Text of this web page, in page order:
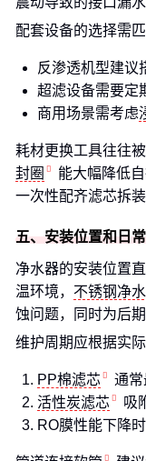
配套设备的选择需
反渗透机型建议
超滤设备需要定
商用场景需考虑
耗材更换工具往往
封圈
能大幅降低
一次性配齐滤芯拆
五、安装位置和日
净水器的安装位置
温环境， 不锈钢净
蚀问题，同时为后
维护周期应根据实际
PP棉滤芯
通
活性炭滤芯
吸
RO膜性能下降